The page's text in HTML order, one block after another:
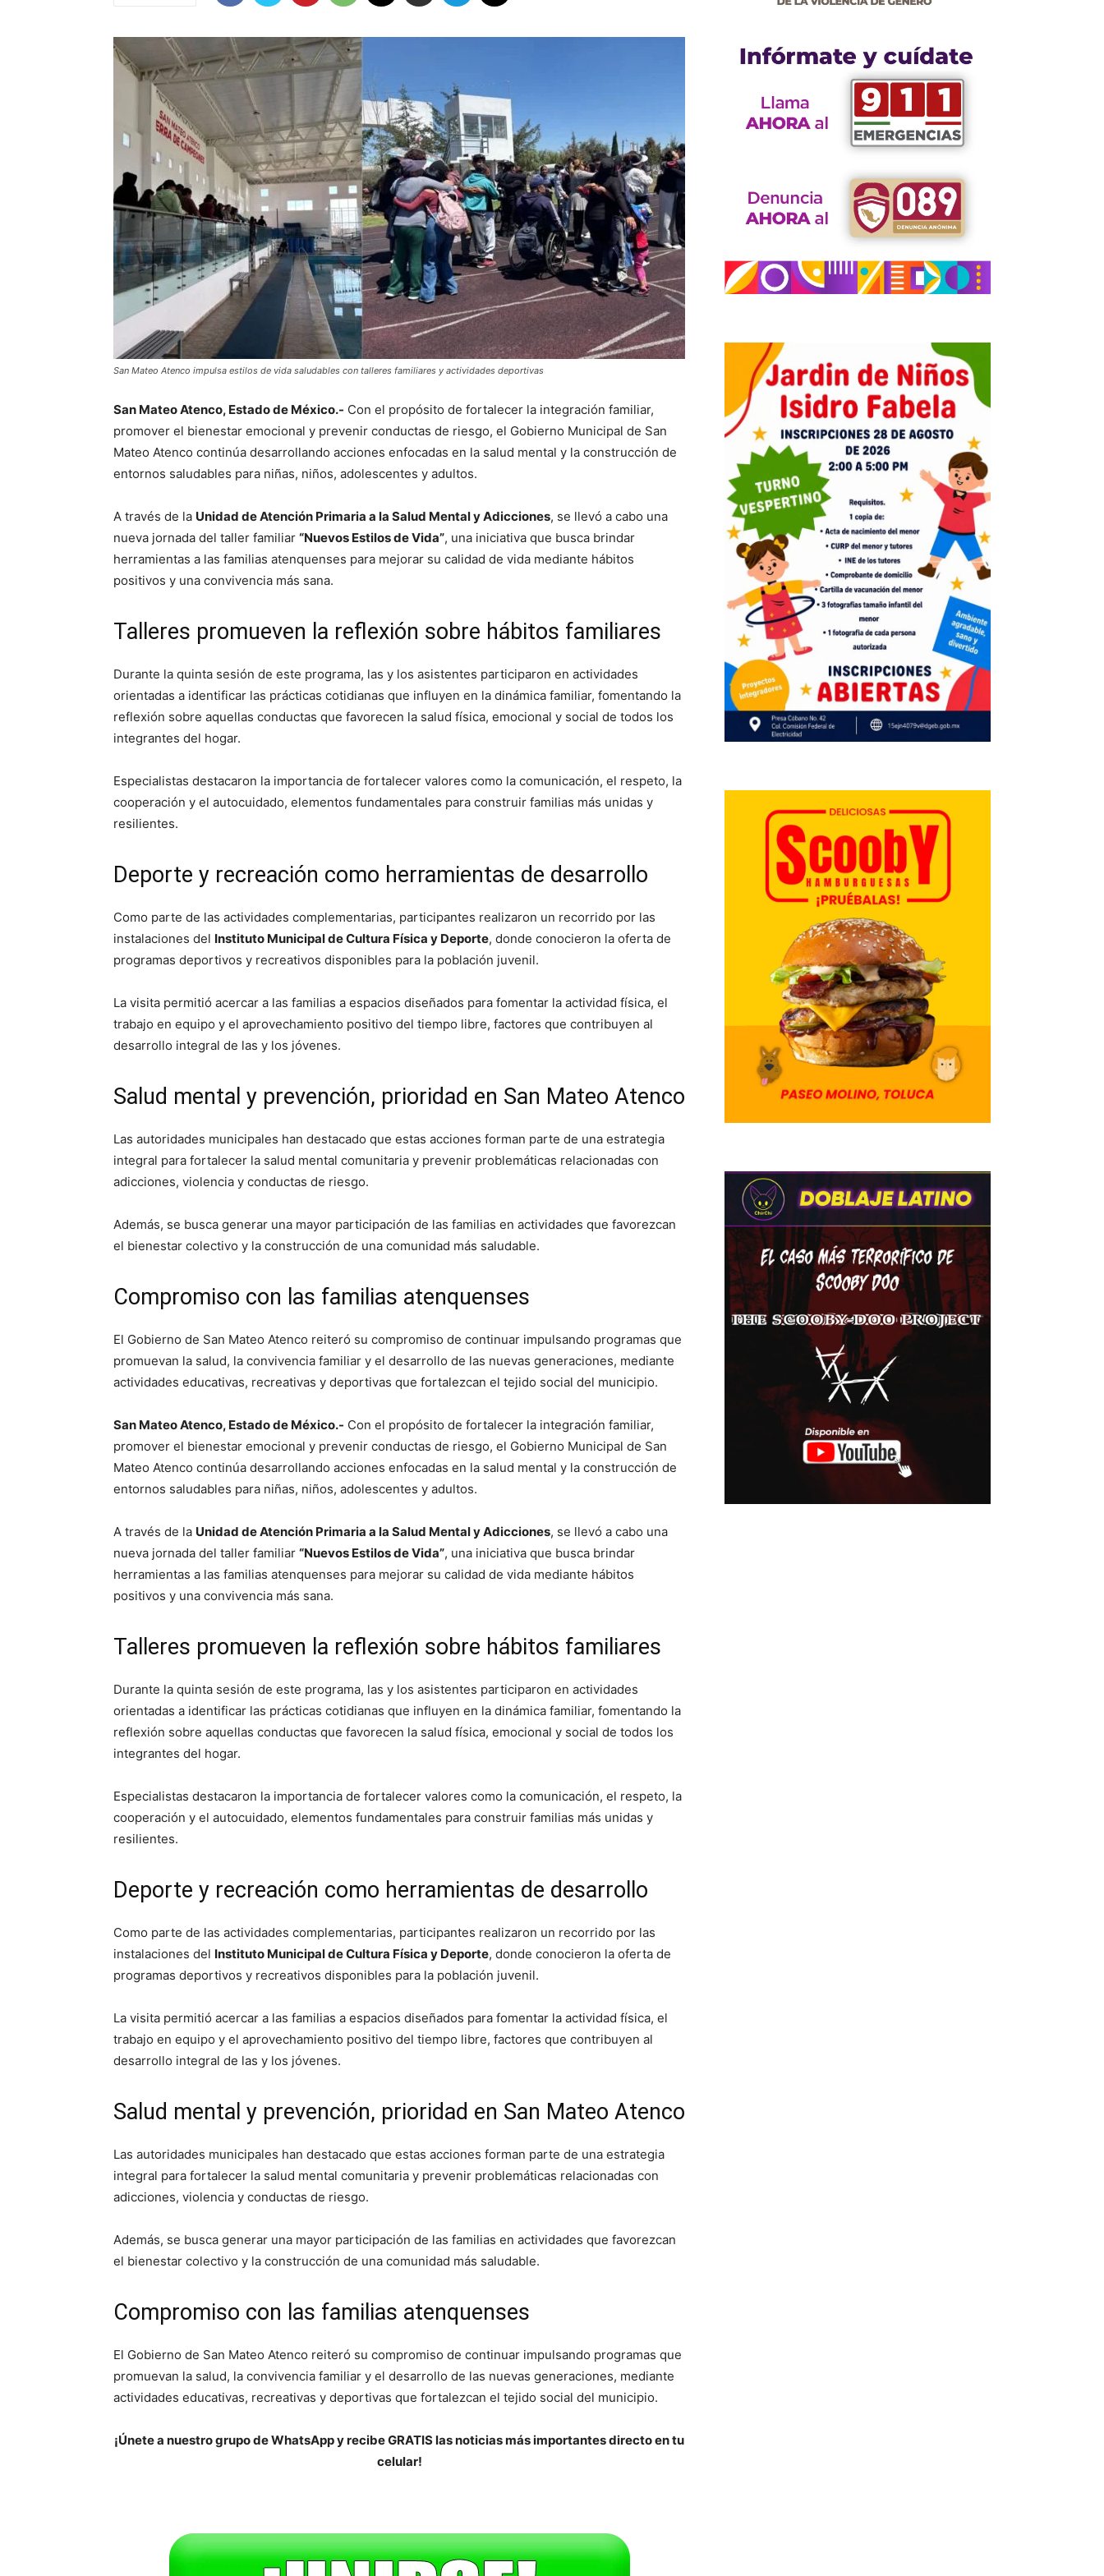
San Mateo Atenco impulsa estilos de vida saludables con talleres familiares y actividades deportivas
San Mateo Atenco, Estado de México.- Con el propósito de fortalecer la integración familiar,
promover el bienestar emocional y prevenir conductas de riesgo, el Gobierno Municipal de San
Mateo Atenco continúa desarrollando acciones enfocadas en la salud mental y la construcción de
entornos saludables para niñas, niños, adolescentes y adultos.
A través de la Unidad de Atención Primaria a la Salud Mental y Adicciones, se llevó a cabo una
nueva jornada del taller familiar “Nuevos Estilos de Vida”, una iniciativa que busca brindar
herramientas a las familias atenquenses para mejorar su calidad de vida mediante hábitos
positivos y una convivencia más sana.
Talleres promueven la reflexión sobre hábitos familiares
Durante la quinta sesión de este programa, las y los asistentes participaron en actividades
orientadas a identificar las prácticas cotidianas que influyen en la dinámica familiar, fomentando la
reflexión sobre aquellas conductas que favorecen la salud física, emocional y social de todos los
integrantes del hogar.
Especialistas destacaron la importancia de fortalecer valores como la comunicación, el respeto, la
cooperación y el autocuidado, elementos fundamentales para construir familias más unidas y
resilientes.
Deporte y recreación como herramientas de desarrollo
Como parte de las actividades complementarias, participantes realizaron un recorrido por las
instalaciones del Instituto Municipal de Cultura Física y Deporte, donde conocieron la oferta de
programas deportivos y recreativos disponibles para la población juvenil.
La visita permitió acercar a las familias a espacios diseñados para fomentar la actividad física, el
trabajo en equipo y el aprovechamiento positivo del tiempo libre, factores que contribuyen al
desarrollo integral de las y los jóvenes.
Salud mental y prevención, prioridad en San Mateo Atenco
Las autoridades municipales han destacado que estas acciones forman parte de una estrategia
integral para fortalecer la salud mental comunitaria y prevenir problemáticas relacionadas con
adicciones, violencia y conductas de riesgo.
Además, se busca generar una mayor participación de las familias en actividades que favorezcan
el bienestar colectivo y la construcción de una comunidad más saludable.
Compromiso con las familias atenquenses
El Gobierno de San Mateo Atenco reiteró su compromiso de continuar impulsando programas que
promuevan la salud, la convivencia familiar y el desarrollo de las nuevas generaciones, mediante
actividades educativas, recreativas y deportivas que fortalezcan el tejido social del municipio.
San Mateo Atenco, Estado de México.- Con el propósito de fortalecer la integración familiar,
promover el bienestar emocional y prevenir conductas de riesgo, el Gobierno Municipal de San
Mateo Atenco continúa desarrollando acciones enfocadas en la salud mental y la construcción de
entornos saludables para niñas, niños, adolescentes y adultos.
A través de la Unidad de Atención Primaria a la Salud Mental y Adicciones, se llevó a cabo una
nueva jornada del taller familiar “Nuevos Estilos de Vida”, una iniciativa que busca brindar
herramientas a las familias atenquenses para mejorar su calidad de vida mediante hábitos
positivos y una convivencia más sana.
Talleres promueven la reflexión sobre hábitos familiares
Durante la quinta sesión de este programa, las y los asistentes participaron en actividades
orientadas a identificar las prácticas cotidianas que influyen en la dinámica familiar, fomentando la
reflexión sobre aquellas conductas que favorecen la salud física, emocional y social de todos los
integrantes del hogar.
Especialistas destacaron la importancia de fortalecer valores como la comunicación, el respeto, la
cooperación y el autocuidado, elementos fundamentales para construir familias más unidas y
resilientes.
Deporte y recreación como herramientas de desarrollo
Como parte de las actividades complementarias, participantes realizaron un recorrido por las
instalaciones del Instituto Municipal de Cultura Física y Deporte, donde conocieron la oferta de
programas deportivos y recreativos disponibles para la población juvenil.
La visita permitió acercar a las familias a espacios diseñados para fomentar la actividad física, el
trabajo en equipo y el aprovechamiento positivo del tiempo libre, factores que contribuyen al
desarrollo integral de las y los jóvenes.
Salud mental y prevención, prioridad en San Mateo Atenco
Las autoridades municipales han destacado que estas acciones forman parte de una estrategia
integral para fortalecer la salud mental comunitaria y prevenir problemáticas relacionadas con
adicciones, violencia y conductas de riesgo.
Además, se busca generar una mayor participación de las familias en actividades que favorezcan
el bienestar colectivo y la construcción de una comunidad más saludable.
Compromiso con las familias atenquenses
El Gobierno de San Mateo Atenco reiteró su compromiso de continuar impulsando programas que
promuevan la salud, la convivencia familiar y el desarrollo de las nuevas generaciones, mediante
actividades educativas, recreativas y deportivas que fortalezcan el tejido social del municipio.
¡Únete a nuestro grupo de WhatsApp y recibe GRATIS las noticias más importantes directo en tu
celular!